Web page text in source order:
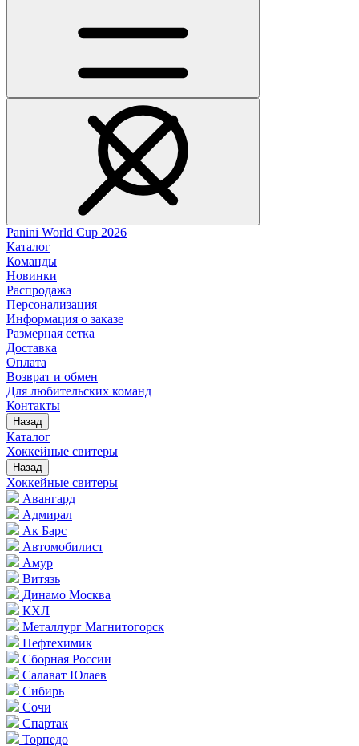
Panini World Cup 2026
Каталог
Команды
Новинки
Распродажа
Персонализация
Информация о заказе
Размерная сетка
Доставка
Оплата
Возврат и обмен
Для любительских команд
Контакты
Назад
Каталог
Хоккейные свитеры
Назад
Хоккейные свитеры
Авангард
Адмирал
Ак Барс
Автомобилист
Амур
Витязь
Динамо Москва
КХЛ
Металлург Магнитогорск
Нефтехимик
Сборная России
Салават Юлаев
Сибирь
Сочи
Спартак
Торпедо